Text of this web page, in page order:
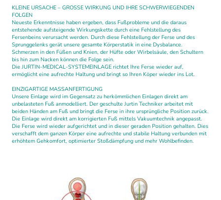
KLEINE URSACHE – GROSSE WIRKUNG UND IHRE SCHWERWIEGENDEN
FOLGEN
Neueste Erkenntnisse haben ergeben, dass Fußprobleme und die daraus
entstehende aufsteigende Wirkungskette durch eine Fehlstellung des
Fersenbeins verursacht werden. Durch diese Fehlstellung der Ferse und des
Sprunggelenks gerät unsere gesamte Körperstatik in eine Dysbalance.
Schmerzen in den Füßen und Knien, der Hüfte oder Wirbelsäule, den Schultern
bis hin zum Nacken können die Folge sein.
Die JURTIN-MEDICAL-SYSTEMEINLAGE richtet Ihre Ferse wieder auf,
ermöglicht eine aufrechte Haltung und bringt so Ihren Köper wieder ins Lot.
EINZIGARTIGE MASSANFERTIGUNG
Unsere Einlage wird im Gegensatz zu herkömmlichen Einlagen direkt am
unbelasteten Fuß anmodelliert. Der geschulte Jurtin Techniker arbeitet mit
beiden Händen am Fuß und bringt die Ferse in ihre ursprüngliche Position zurück.
Die Einlage wird direkt am korrigierten Fuß mittels Vakuumtechnik angepasst.
Die Ferse wird wieder aufgerichtet und in dieser geraden Position gehalten. Dies
verschafft dem ganzen Körper eine aufrechte und stabile Haltung verbunden mit
erhöhtem Gehkomfort, optimierter Stoßdämpfung und mehr Wohlbefinden.